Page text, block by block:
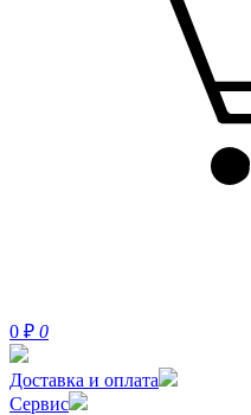
0 ₽ 0
Доставка и оплата
Сервис